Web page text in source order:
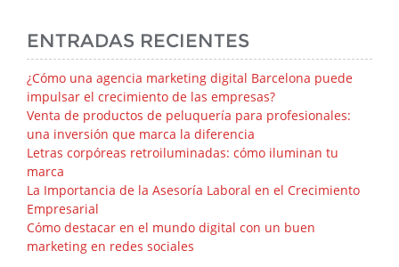
ENTRADAS RECIENTES
¿Cómo una agencia marketing digital Barcelona puede
impulsar el crecimiento de las empresas?
Venta de productos de peluquería para profesionales:
una inversión que marca la diferencia
Letras corpóreas retroiluminadas: cómo iluminan tu
marca
La Importancia de la Asesoría Laboral en el Crecimiento
Empresarial
Cómo destacar en el mundo digital con un buen
marketing en redes sociales